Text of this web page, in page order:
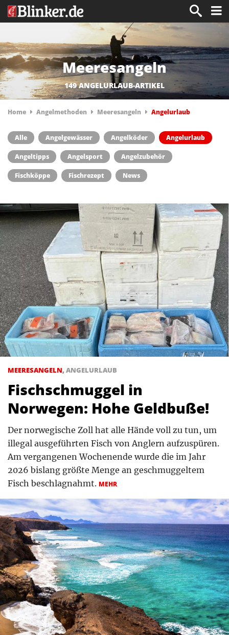
Meeresangeln
149 ANGELURLAUB-ARTIKEL
Home Angelmethoden Meeresangeln Angelurlaub
Alle Angelgewässer Angelköder Angelurlaub
Angeltipps Angelsport Angelzubehör
Fischköppe Fischrezept News
MEERESANGELN, ANGELURLAUB
Fischschmuggel in
Norwegen: Hohe Geldbuße!
Der norwegische Zoll hat alle Hände voll zu tun, um
illegal ausgeführten Fisch von Anglern aufzuspüren.
Am vergangenen Wochenende wurde die im Jahr
2026 bislang größte Menge an geschmuggeltem
Fisch beschlagnahmt. MEHR